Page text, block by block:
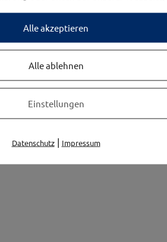
Alle akzeptieren
Alle ablehnen
Einstellungen
Datenschutz| Impressum